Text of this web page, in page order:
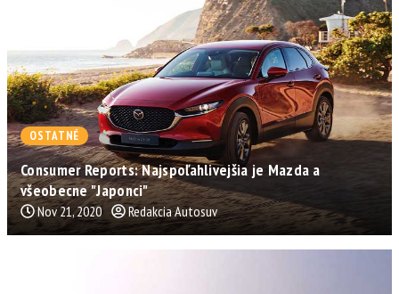
OSTATNÉ
Consumer Reports: Najspoľahlivejšia je Mazda a
všeobecne "Japonci"
Nov 21, 2020 Redakcia Autosuv